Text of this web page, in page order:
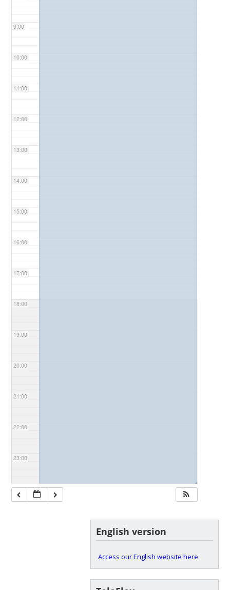
9:00
10:00
11:00
12:00
13:00
14:00
15:00
16:00
17:00
18:00
19:00
20:00
21:00
22:00
23:00
◢
English version
Access our English website here